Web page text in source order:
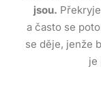
jsou.
a často se
se děje, jenže
je